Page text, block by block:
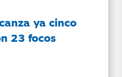
ya cinco
23 focos